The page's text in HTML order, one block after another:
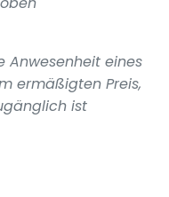
Anwesenheit eines
ermäßigten Preis,
ist